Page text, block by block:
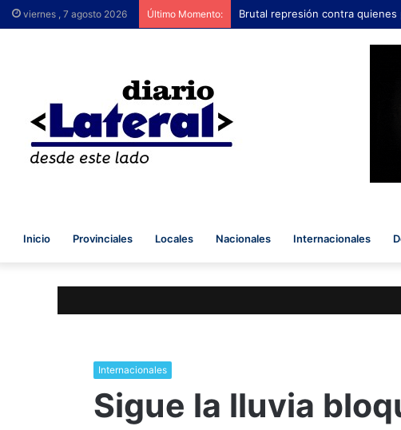
viernes , 7 agosto 2026 Último Momento: Brutal represión contra
Inicio Provinciales Locales Nacionales Internacionales
Internacionales
Sigue la lluvia